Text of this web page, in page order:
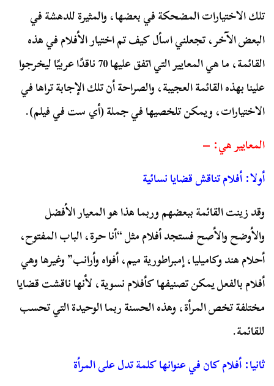
تلك الاختيارات المضحكة في بعضها، والمثيرة للدهشة في
البعض الآخر، تجعلني اسأل كيف تم اختيار الأفلام في هذه
القائمة، ما هي المعايير التي اتفق عليها 70 ناقدًا عربيًا ليخرجوا
علينا بهذه القائمة العجيبة، والصراحة أن تلك الإجابة تراها في
الاختيارات، ويمكن تلخصيها في جملة (أي ست في فيلم).
المعايير هي: –
أولا: أفلام تناقش قضايا نسائية
وقد زينت القائمة ببعضهم وربما هذا هو المعيار الأفضل
والأوضح والأصح فستجد أفلام مثل “أنا حرة، الباب المفتوح،
أحلام هند وكاميليا، إمبراطورية ميم، أفواه وأرانب” وغيرها وهي
أفلام بالفعل يمكن تصنيفها كأفلام نسوية، لأنها ناقشت قضايا
مختلفة تخص المرأة، وهذه الحسنة ربما الوحيدة التي تحسب
للقائمة.
ثانيا: أفلام كان في عنوانها كلمة تدل على المرأة